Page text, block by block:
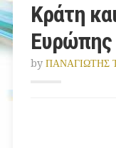
Κράτη
Ευρώπης
by ΠΑΝΑΓΙΩΤΗΣ